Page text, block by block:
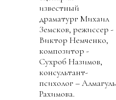
известный
драматург Михаил
Земсков, режиссер -
Виктор Немченко,
композитор -
Сухроб Назимов,
консультант-
психолог – Алмагуль
Рахимова.